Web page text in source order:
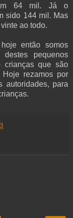
64 mil. Já o
sido 144 mil. Mas
ao todo.
então somos
destes pequenos
crianças que são
rezamos por
autoridades, para